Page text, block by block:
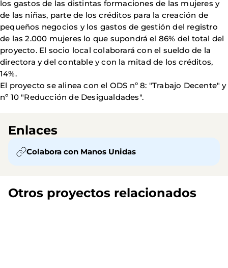
los gastos de las distintas formaciones de las mujeres y
de las niñas, parte de los créditos para la creación de
pequeños negocios y los gastos de gestión del registro
de las 2.000 mujeres lo que supondrá el 86% del total del
proyecto. El socio local colaborará con el sueldo de la
directora y del contable y con la mitad de los créditos,
14%.
El proyecto se alinea con el ODS nº 8: "Trabajo Decente" y
nº 10 "Reducción de Desigualdades".
Enlaces
Colabora con Manos Unidas
Otros proyectos relacionados